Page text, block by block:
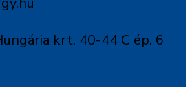
krt. 40-44 C ép. 6